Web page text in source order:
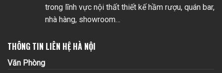
trong lĩnh vực nội thất thiết kế hầm rượu, quán bar,
nhà hàng, showroom…
THÔNG TIN LIÊN HỆ HÀ NỘI
Văn Phòng